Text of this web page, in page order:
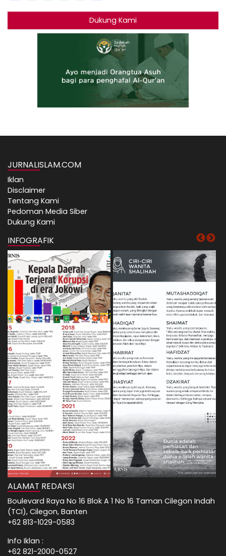
Dukung Kami
JURNALISLAM.COM
Iklan
Disclaimer
Tentang Kami
Pedoman Media Siber
Dukung Kami
INFOGRAFIK
ALAMAT REDAKSI
Boulevard Raya No 16 Blok A 1 No 16 Taman Cilegon Indah
(TCI), Cilegon, Banten
+62 813-1029-0583
Info Iklan :
+62 821-2000-0527